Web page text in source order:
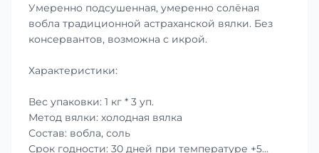
Умеренно подсушенная, умеренно солёная
вобла традиционной астраханской вялки. Без
консервантов, возможна с икрой.
Характеристики:
Вес упаковки: 1 кг * 3 уп.
Метод вялки: холодная вялка
Состав: вобла, соль
Срок годности: 30 дней при температуре +5…